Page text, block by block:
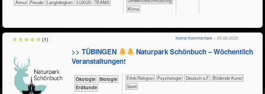
Armut
Freude Langlebigkeit LUXUS TEAMS
Klima
>> TÜBINGEN
Naturpark Schönbuch – Wöchentlich
Veranstaltungen!
​​​​​​​Ökologie
​​​​​​Biologie
​​​​Erdkunde
​​​​​​​​​​Ethik/​Religion ​​​​​​​​​​Psychologie ​​​Deutsch a.F.
Bildende Kunst
Sport
Keine Kommentare – 25.08.2025
(1)